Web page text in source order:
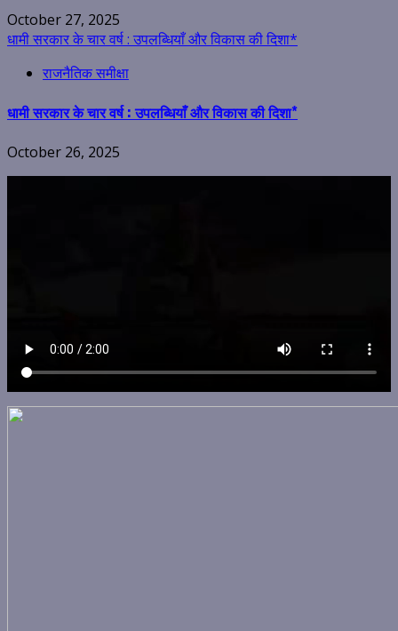
October 27, 2025
धामी सरकार के चार वर्ष : उपलब्धियाँ और विकास की दिशा*
राजनैतिक समीक्षा
धामी सरकार के चार वर्ष : उपलब्धियाँ और विकास की दिशा*
October 26, 2025